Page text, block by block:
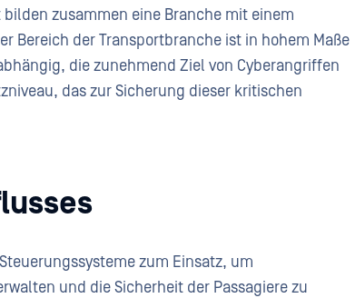
zusammen eine Branche mit einem
Bereich der Transportbranche ist in hohem Maße
die zunehmend Ziel von Cyberangriffen
das zur Sicherung dieser kritischen
zum Einsatz, um
und die Sicherheit der Passagiere zu